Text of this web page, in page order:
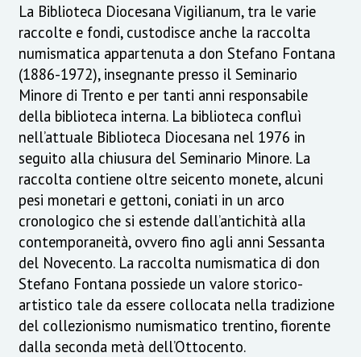
La Biblioteca Diocesana Vigilianum, tra le varie
raccolte e fondi, custodisce anche la raccolta
numismatica appartenuta a don Stefano Fontana
(1886-1972), insegnante presso il Seminario
Minore di Trento e per tanti anni responsabile
della biblioteca interna. La biblioteca confluì
nell’attuale Biblioteca Diocesana nel 1976 in
seguito alla chiusura del Seminario Minore. La
raccolta contiene oltre seicento monete, alcuni
pesi monetari e gettoni, coniati in un arco
cronologico che si estende dall’antichità alla
contemporaneità, ovvero fino agli anni Sessanta
del Novecento. La raccolta numismatica di don
Stefano Fontana possiede un valore storico-
artistico tale da essere collocata nella tradizione
del collezionismo numismatico trentino, fiorente
dalla seconda metà dell’Ottocento.